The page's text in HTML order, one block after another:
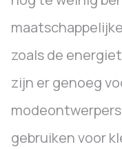
zoals de
zijn er genoeg
gebruiken voor